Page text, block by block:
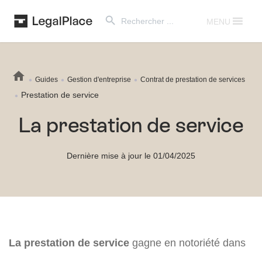
for:
MENU
Guides Gestion d'entreprise Contrat de prestation de services
Prestation de service
La prestation de service
Dernière mise à jour le 01/04/2025
La prestation de service gagne en notoriété dans